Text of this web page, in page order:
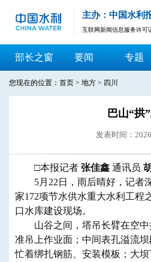
主办：中国水利
互联网新闻信息服务许可
部长之窗 要闻 专题
您现在的位置： 首页 > 地方 > 四川
巴山“拱
发表时间：
□本报记者 张佳鑫 通讯员
5月22日，雨后晴好，记者
家172项节水供水重大水利工程
口水库建设现场。
山谷之间，塔吊长臂在空中
准吊上作业面；中间表孔溢流
忙着绑扎钢筋、安装模板；大